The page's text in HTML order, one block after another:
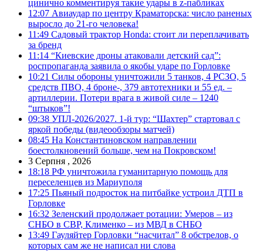
цинично комментируя такие удары в z-пабликах
12:07 Авиаудар по центру Краматорска: число раненых
выросло до 21-го человека!
11:49 Садовый трактор Honda: стоит ли переплачивать
за бренд
11:14 “Киевские дроны атаковали детский сад”:
роспропаганда заявила о якобы ударе по Горловке
10:21 Силы обороны уничтожили 5 танков, 4 РСЗО, 5
средств ПВО, 4 броне-, 379 автотехники и 55 ед. –
артиллерии. Потери врага в живой силе – 1240
“штыков”!
09:38 УПЛ-2026/2027. 1-й тур: “Шахтер” стартовал с
яркой победы (видеообзоры матчей)
08:45 На Константиновском направлении
боестолкновений больше, чем на Покровском!
3 Серпня , 2026
18:18 РФ уничтожила гуманитарную помощь для
переселенцев из Мариуполя
17:25 Пьяный подросток на питбайке устроил ДТП в
Горловке
16:32 Зеленский продолжает ротации: Умеров – из
СНБО в СВР, Клименко – из МВД в СНБО
13:49 Гауляйтер Горловки “насчитал” 8 обстрелов, о
которых сам же не написал ни слова